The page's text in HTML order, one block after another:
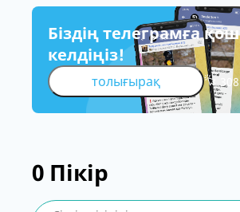
Біздің телеграмға қош
келдіңіз!
толығырақ 308
0 Пікір